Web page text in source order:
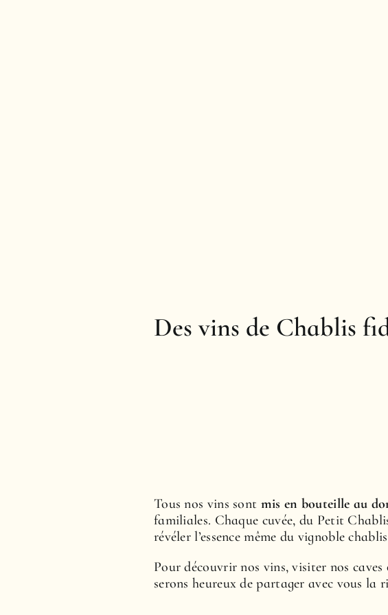
Des vins de Chablis
Tous nos vins sont mis en bouteille au
familiales. Chaque cuvée, du Petit
révéler l’essence même du vignoble
Pour découvrir nos vins, visiter nos caves
serons heureux de partager avec vous